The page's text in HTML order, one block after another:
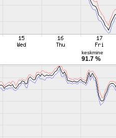
keskmine
91.7 %